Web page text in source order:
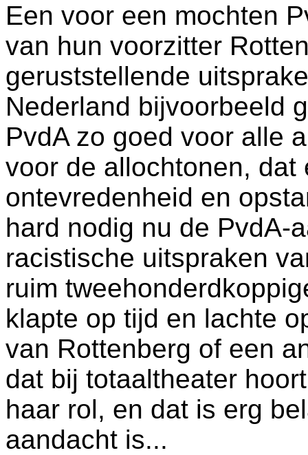
Een voor een mochten
van hun voorzitter
geruststellende
Nederland bijvoorbeeld
PvdA zo goed voor alle
voor de allochtonen, dat
ontevredenheid en
hard nodig nu de PvdA-
racistische uitspraken
ruim
klapte op tijd en lachte
van Rottenberg of een
dat bij totaaltheater
haar rol, en dat is erg
aandacht is...